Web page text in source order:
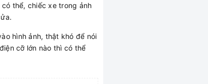
thể, chiếc xe trong ảnh
hình ảnh, thật khó để nói
cỡ lớn nào thì có thể